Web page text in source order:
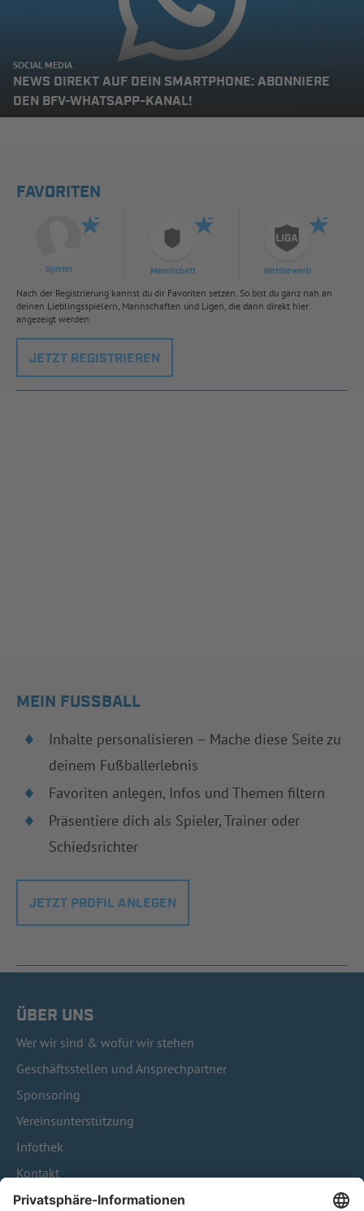
SOCIAL MEDIA
NEWS DIREKT AUF DEIN SMARTPHONE: ABONNIERE
DEN BFV-WHATSAPP-KANAL!
FAVORITEN
Spieler Mannschaft Wettbewerb
Nach der Registrierung kannst du dir Favoriten setzen. So bist du ganz nah an
deinen Lieblingsspielern, Mannschaften und Ligen, die dann direkt hier
angezeigt werden.
JETZT REGISTRIEREN
MEIN FUSSBALL
Inhalte personalisieren – Mache diese Seite zu
deinem Fußballerlebnis
Favoriten anlegen, Infos und Themen filtern
Präsentiere dich als Spieler, Trainer oder
Schiedsrichter
JETZT PROFIL ANLEGEN
ÜBER UNS
Wer wir sind & wofür wir stehen
Geschäftsstellen und Ansprechpartner
Sponsoring
Vereinsunterstützung
Infothek
Kontakt